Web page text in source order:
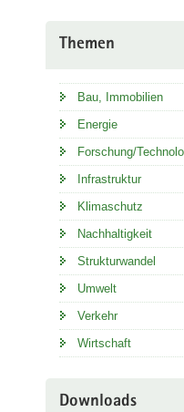
Themen
Bau, Immobilien
Energie
Forschung/
Infrastruktur
Klimaschutz
Nachhaltigkeit
Strukturwandel
Umwelt
Verkehr
Wirtschaft
Downloads